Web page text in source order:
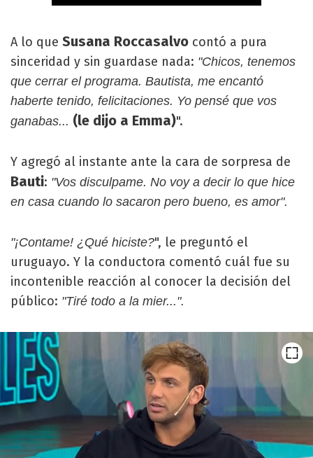
A lo que Susana Roccasalvo contó a pura
sinceridad y sin guardase nada: "Chicos, tenemos
que cerrar el programa. Bautista, me encantó
haberte tenido, felicitaciones. Yo pensé que vos
ganabas... (le dijo a Emma)".
Y agregó al instante ante la cara de sorpresa de
Bauti: "Vos disculpame. No voy a decir lo que hice
en casa cuando lo sacaron pero bueno, es amor".
"¡Contame! ¿Qué hiciste?", le preguntó el
uruguayo. Y la conductora comentó cuál fue su
incontenible reacción al conocer la decisión del
público: "Tiré todo a la mier...".